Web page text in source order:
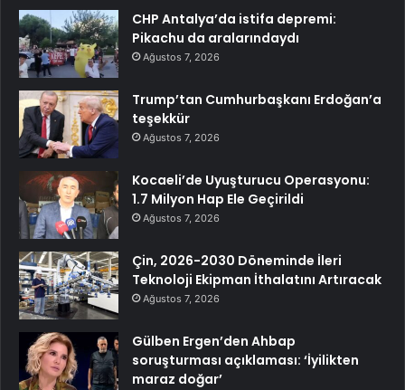
CHP Antalya’da istifa depremi:
Pikachu da aralarındaydı
Ağustos 7, 2026
Trump’tan Cumhurbaşkanı Erdoğan’a
teşekkür
Ağustos 7, 2026
Kocaeli’de Uyuşturucu Operasyonu:
1.7 Milyon Hap Ele Geçirildi
Ağustos 7, 2026
Çin, 2026-2030 Döneminde İleri
Teknoloji Ekipman İthalatını Artıracak
Ağustos 7, 2026
Gülben Ergen’den Ahbap
soruşturması açıklaması: ‘İyilikten
maraz doğar’